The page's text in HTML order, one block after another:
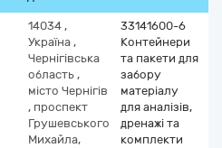
14034 ,
Україна ,
Чернігівська
область ,
місто Чернігів
, проспект
Грушевського
Михайла,
33141600-6
Контейнери
та пакети для
забору
матеріалу
для аналізів,
дренажі та
комплекти